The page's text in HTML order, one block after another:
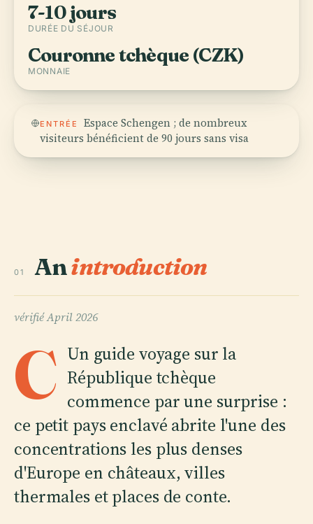
7-10 jours
DURÉE DU SÉJOUR
Couronne tchèque (CZK)
MONNAIE
ENTRÉE
Espace Schengen ; de nombreux
visiteurs bénéficient de 90 jours sans visa
01 Anintroduction
vérifiéApril 2026
C Un guide voyage sur la
République tchèque
commence par une surprise :
ce petit pays enclavé abrite l'une des
concentrations les plus denses
d'Europe en châteaux, villes
thermales et places de conte.